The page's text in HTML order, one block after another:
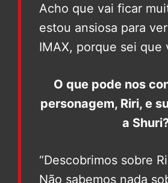
Acho que vai ficar
estou ansiosa para
IMAX, porque sei que
O que pode nos
personagem, Riri, e
a
“Descobrimos sobre
Não sabemos nada